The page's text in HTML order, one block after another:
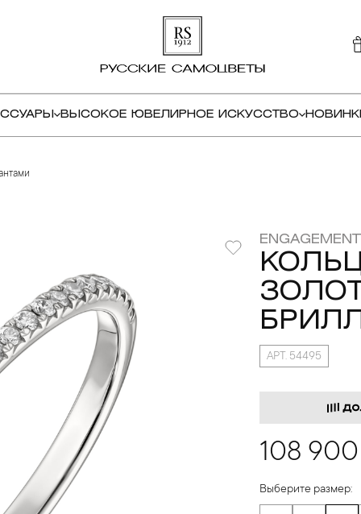
ВЫСОКОЕ ЮВЕЛИРНОЕ ИСКУССТВО
ENGAGEMENT
АРТ. 54495
108
Выберите размер: